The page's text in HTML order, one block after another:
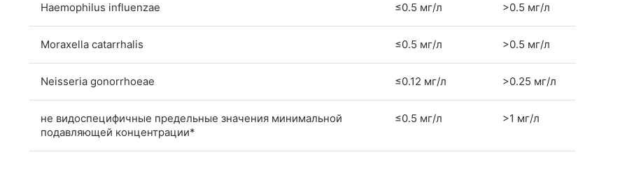
Haemophilus influenzae ≤0.5 мг/л >0.5 мг/л
Moraxella catarrhalis ≤0.5 мг/л >0.5 мг/л
Neisseria gonorrhoeae ≤0.12 мг/л >0.25 мг/л
не видоспецифичные предельные значения минимальной
подавляющей концентрации*
≤0.5 мг/л >1 мг/л